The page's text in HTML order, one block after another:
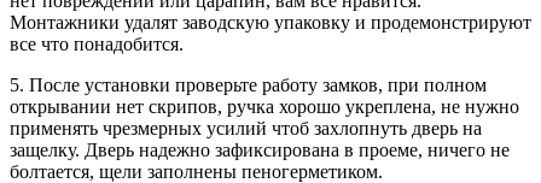
Монтажники удалят заводскую упаковку и продемонстрируют
все что понадобится.
5. После установки проверьте работу замков, при полном
открывании нет скрипов, ручка хорошо укреплена, не нужно
применять чрезмерных усилий чтоб захлопнуть дверь на
защелку. Дверь надежно зафиксирована в проеме, ничего не
болтается, щели заполнены пеногерметиком.